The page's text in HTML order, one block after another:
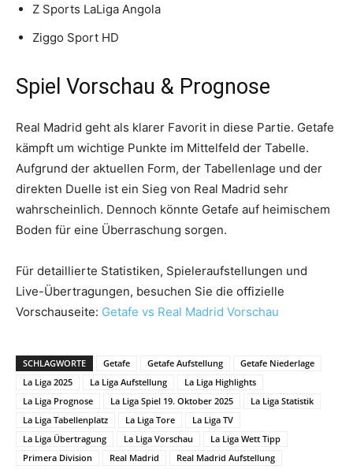
Z Sports LaLiga Angola
Ziggo Sport HD
Spiel Vorschau & Prognose
Real Madrid geht als klarer Favorit in diese Partie. Getafe
kämpft um wichtige Punkte im Mittelfeld der Tabelle.
Aufgrund der aktuellen Form, der Tabellenlage und der
direkten Duelle ist ein Sieg von Real Madrid sehr
wahrscheinlich. Dennoch könnte Getafe auf heimischem
Boden für eine Überraschung sorgen.
Für detaillierte Statistiken, Spieleraufstellungen und
Live-Übertragungen, besuchen Sie die offizielle
Vorschauseite: Getafe vs Real Madrid Vorschau
SCHLAGWORTE Getafe Getafe Aufstellung
Getafe Niederlage
La Liga 2025
La Liga Aufstellung
La Liga Highlights
La Liga Prognose
La Liga Spiel 19. Oktober 2025
La Liga Statistik
La Liga Tabellenplatz
La Liga Tore
La Liga TV
La Liga Übertragung
La Liga Vorschau
La Liga Wett Tipp
Primera Division
Real Madrid
Real Madrid Aufstellung